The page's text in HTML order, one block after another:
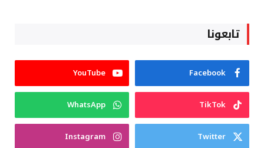
تابعونا
Facebook
YouTube
TikTok
WhatsApp
Twitter
Instagram